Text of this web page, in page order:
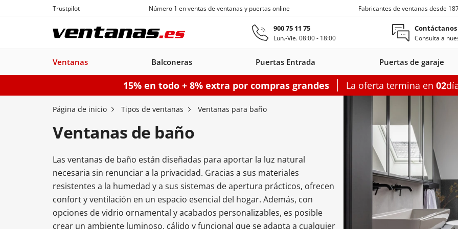
Ir al contenido principal
Trustpilot Número 1 en ventas de ventanas y puertas online Fabricantes de ventanas desde
900 75 11 75
Lun.-Vie. 08:00 - 18:00
Contáctanos
Consulta a
Ventanas
Ventanas
PVC
Ventanas de
Aluminio
Ventanas con
persianas
Configurador ventanas
Ventanas de techo
Ventanas
de techo
Configurador
Claraboyas
Configurador
Ventanas
Balconeras
Balconeras PVC Balconeras Aluminio
Balconeras con
persianas
Configurador balconeras
Balconeras correderas
Balconeras correderas
Balconeras
Aluminio
Configurador balconeras correderas
Puertas Entrada
Puertas acorazadas
Puertas
acorazadas
Configurador puertas acorazadas
Puertas entrada
Puertas entrada
PVC
Puertas entrada
aluminio
Configurador puertas entrada
Puertas auxiliares
Puertas auxiliares
acero
Puertas
Configurador puertas
Puertas de garaje
Puertas de garaje seccionales
Manuales Motorizadas
Configurador puertas de garaje
15% en todo + 8% extra por compras grandes La oferta termina en 02
Página de inicio Tipos de ventanas Ventanas para baño
Ventanas de baño
Las ventanas de baño están diseñadas para aportar la luz natural
necesaria sin renunciar a la privacidad. Gracias a sus materiales
resistentes a la humedad y a sus sistemas de apertura prácticos, ofrecen
confort y ventilación en un espacio esencial del hogar. Además, con
opciones de vidrio ornamental y acabados personalizables, es posible
crear un ambiente luminoso, cálido y funcional que se adapta a cualquier